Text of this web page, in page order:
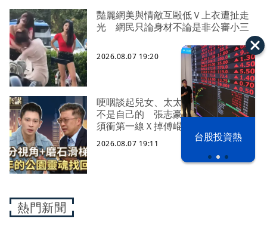
台股投資熱
豔麗網美與情敵互毆低Ｖ上衣遭扯走
光 網民只論身材不論是非公審小三
2026.08.07 19:20
哽咽談起兒女、太太、與爸媽 時間
不是自己的 張志豪：「為了國家必
須衝第一線Ｘ掉傅崐萁」
2026.08.07 19:11
熱門新聞